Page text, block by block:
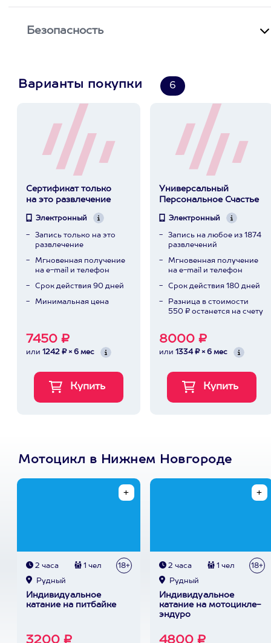
Безопасность
Варианты покупки 6
Сертификат только
на это развлечение
Электронный
Запись только на это
развлечение
Мгновенная получение
на e-mail и телефон
Срок действия 90 дней
Минимальная цена
7450 ₽
или 1242 ₽ × 6 мес
Универсальный
Персональное Счастье
Электронный
Запись на любое из 1874
развлечений
Мгновенная получение
на e-mail и телефон
Срок действия 180 дней
Разница в стоимости
550 ₽ останется на счету
8000 ₽
или 1334 ₽ × 6 мес
Мотоцикл в Нижнем Новгороде
2 часа 1 чел 18+
Рудный
Индивидуальное
катание на питбайке
3200 ₽
2 часа 1 чел 18+
Рудный
Индивидуальное
катание на мотоцикле-
эндуро
4800 ₽